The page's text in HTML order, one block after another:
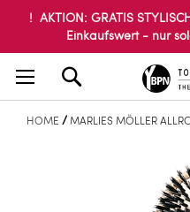
! AKTION: GRATIS
Einkaufswert - nur
HOME MARLIES MÖLLER